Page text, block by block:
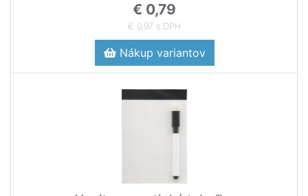
€ 0,79
€ 0,97 s DPH
Nákup variantov